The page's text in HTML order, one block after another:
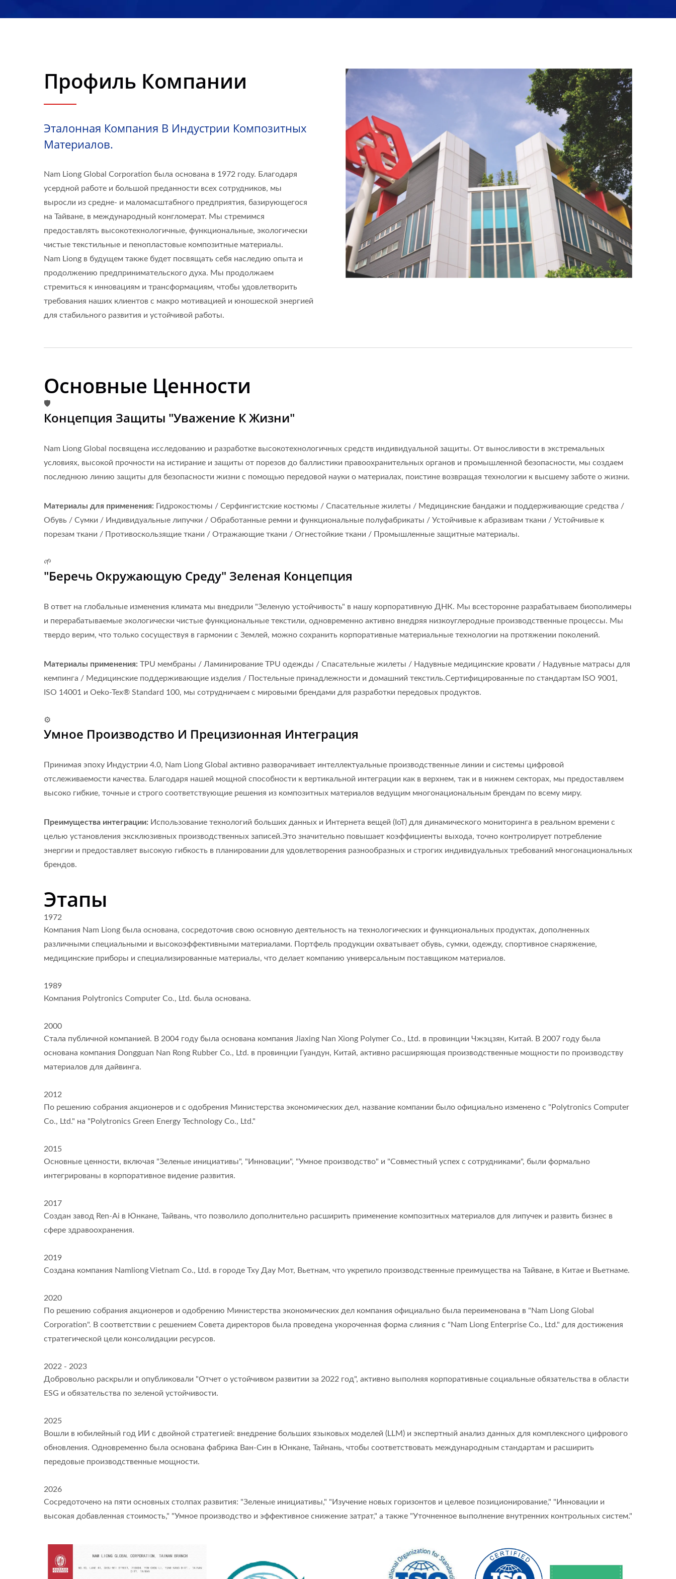
Профиль Компании
Эталонная Компания В Индустрии Композитных
Материалов.
Nam Liong Global Corporation была основана в 1972 году. Благодаря
усердной работе и большой преданности всех сотрудников, мы
выросли из средне- и маломасштабного предприятия, базирующегося
на Тайване, в международный конгломерат. Мы стремимся
предоставлять высокотехнологичные, функциональные, экологически
чистые текстильные и пенопластовые композитные материалы.
Nam Liong в будущем также будет посвящать себя наследию опыта и
продолжению предпринимательского духа. Мы продолжаем
стремиться к инновациям и трансформациям, чтобы удовлетворить
требования наших клиентов с макро мотивацией и юношеской энергией
для стабильного развития и устойчивой работы.
Основные Ценности
🛡️
Концепция Защиты "Уважение К Жизни"
Nam Liong Global посвящена исследованию и разработке высокотехнологичных средств индивидуальной защиты. От выносливости в экстремальных
условиях, высокой прочности на истирание и защиты от порезов до баллистики правоохранительных органов и промышленной безопасности, мы создаем
последнюю линию защиты для безопасности жизни с помощью передовой науки о материалах, поистине возвращая технологии к высшему заботе о жизни.
Материалы для применения: Гидрокостюмы / Серфингистские костюмы / Спасательные жилеты / Медицинские бандажи и поддерживающие средства /
Обувь / Сумки / Индивидуальные липучки / Обработанные ремни и функциональные полуфабрикаты / Устойчивые к абразивам ткани / Устойчивые к
порезам ткани / Противоскользящие ткани / Отражающие ткани / Огнестойкие ткани / Промышленные защитные материалы.
🌱
"Беречь Окружающую Среду" Зеленая Концепция
В ответ на глобальные изменения климата мы внедрили "Зеленую устойчивость" в нашу корпоративную ДНК. Мы всесторонне разрабатываем биополимеры
и перерабатываемые экологически чистые функциональные текстили, одновременно активно внедряя низкоуглеродные производственные процессы. Мы
твердо верим, что только сосуществуя в гармонии с Землей, можно сохранить корпоративные материальные технологии на протяжении поколений.
Материалы применения: TPU мембраны / Ламинирование TPU одежды / Спасательные жилеты / Надувные медицинские кровати / Надувные матрасы для
кемпинга / Медицинские поддерживающие изделия / Постельные принадлежности и домашний текстиль.Сертифицированные по стандартам ISO 9001,
ISO 14001 и Oeko-Tex® Standard 100, мы сотрудничаем с мировыми брендами для разработки передовых продуктов.
⚙️
Умное Производство И Прецизионная Интеграция
Принимая эпоху Индустрии 4.0, Nam Liong Global активно разворачивает интеллектуальные производственные линии и системы цифровой
отслеживаемости качества. Благодаря нашей мощной способности к вертикальной интеграции как в верхнем, так и в нижнем секторах, мы предоставляем
высоко гибкие, точные и строго соответствующие решения из композитных материалов ведущим многонациональным брендам по всему миру.
Преимущества интеграции: Использование технологий больших данных и Интернета вещей (IoT) для динамического мониторинга в реальном времени с
целью установления эксклюзивных производственных записей.Это значительно повышает коэффициенты выхода, точно контролирует потребление
энергии и предоставляет высокую гибкость в планировании для удовлетворения разнообразных и строгих индивидуальных требований многонациональных
брендов.
Этапы
1972
Компания Nam Liong была основана, сосредоточив свою основную деятельность на технологических и функциональных продуктах, дополненных
различными специальными и высокоэффективными материалами. Портфель продукции охватывает обувь, сумки, одежду, спортивное снаряжение,
медицинские приборы и специализированные материалы, что делает компанию универсальным поставщиком материалов.
1989
Компания Polytronics Computer Co., Ltd. была основана.
2000
Стала публичной компанией. В 2004 году была основана компания Jiaxing Nan Xiong Polymer Co., Ltd. в провинции Чжэцзян, Китай. В 2007 году была
основана компания Dongguan Nan Rong Rubber Co., Ltd. в провинции Гуандун, Китай, активно расширяющая производственные мощности по производству
материалов для дайвинга.
2012
По решению собрания акционеров и с одобрения Министерства экономических дел, название компании было официально изменено с "Polytronics Computer
Co., Ltd." на "Polytronics Green Energy Technology Co., Ltd."
2015
Основные ценности, включая "Зеленые инициативы", "Инновации", "Умное производство" и "Совместный успех с сотрудниками", были формально
интегрированы в корпоративное видение развития.
2017
Создан завод Ren-Ai в Юнкане, Тайвань, что позволило дополнительно расширить применение композитных материалов для липучек и развить бизнес в
сфере здравоохранения.
2019
Создана компания Namliong Vietnam Co., Ltd. в городе Тху Дау Мот, Вьетнам, что укрепило производственные преимущества на Тайване, в Китае и Вьетнаме.
2020
По решению собрания акционеров и одобрению Министерства экономических дел компания официально была переименована в "Nam Liong Global
Corporation". В соответствии с решением Совета директоров была проведена укороченная форма слияния с "Nam Liong Enterprise Co., Ltd." для достижения
стратегической цели консолидации ресурсов.
2022 - 2023
Добровольно раскрыли и опубликовали "Отчет о устойчивом развитии за 2022 год", активно выполняя корпоративные социальные обязательства в области
ESG и обязательства по зеленой устойчивости.
2025
Вошли в юбилейный год ИИ с двойной стратегией: внедрение больших языковых моделей (LLM) и экспертный анализ данных для комплексного цифрового
обновления. Одновременно была основана фабрика Ван-Син в Юнкане, Тайнань, чтобы соответствовать международным стандартам и расширить
передовые производственные мощности.
2026
Сосредоточено на пяти основных столпах развития: "Зеленые инициативы," "Изучение новых горизонтов и целевое позиционирование," "Инновации и
высокая добавленная стоимость," "Умное производство и эффективное снижение затрат," а также "Уточненное выполнение внутренних контрольных систем."